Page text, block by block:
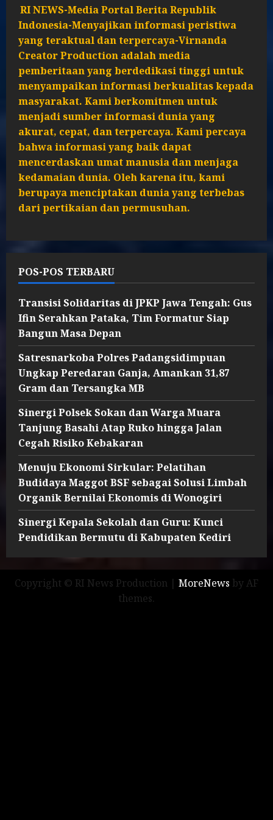
RI NEWS-Media Portal Berita Republik
Indonesia-Menyajikan informasi peristiwa
yang teraktual dan terpercaya-Virnanda
Creator Production adalah media
pemberitaan yang berdedikasi tinggi untuk
menyampaikan informasi berkualitas kepada
masyarakat. Kami berkomitmen untuk
menjadi sumber informasi dunia yang
akurat, cepat, dan terpercaya. Kami percaya
bahwa informasi yang baik dapat
mencerdaskan umat manusia dan menjaga
kedamaian dunia. Oleh karena itu, kami
berupaya menciptakan dunia yang terbebas
dari pertikaian dan permusuhan.
POS-POS TERBARU
Transisi Solidaritas di JPKP Jawa Tengah: Gus
Ifin Serahkan Pataka, Tim Formatur Siap
Bangun Masa Depan
Satresnarkoba Polres Padangsidimpuan
Ungkap Peredaran Ganja, Amankan 31,87
Gram dan Tersangka MB
Sinergi Polsek Sokan dan Warga Muara
Tanjung Basahi Atap Ruko hingga Jalan
Cegah Risiko Kebakaran
Menuju Ekonomi Sirkular: Pelatihan
Budidaya Maggot BSF sebagai Solusi Limbah
Organik Bernilai Ekonomis di Wonogiri
Sinergi Kepala Sekolah dan Guru: Kunci
Pendidikan Bermutu di Kabupaten Kediri
Copyright © RI News Production | MoreNews by AF
themes.